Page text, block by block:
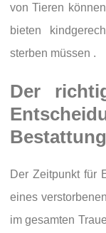
von Tieren
bieten
sterben müssen .
Der
Der Zeitpunkt für
eines
im gesamten